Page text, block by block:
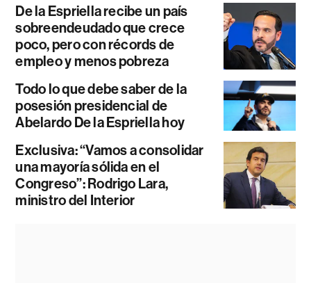
De la Espriella recibe un país
sobreendeudado que crece
poco, pero con récords de
empleo y menos pobreza
Todo lo que debe saber de la
posesión presidencial de
Abelardo De la Espriella hoy
Exclusiva: “Vamos a consolidar
una mayoría sólida en el
Congreso”: Rodrigo Lara,
ministro del Interior